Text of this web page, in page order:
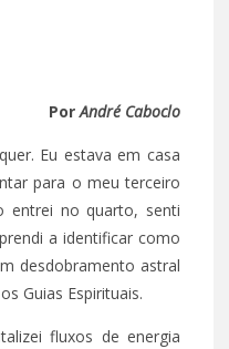
PorAndré Caboclo
Eu estava em casa
para o meu terceiro
entrei no quarto, senti
a identificar como
desdobramento astral
Guias Espirituais.
fluxos de energia